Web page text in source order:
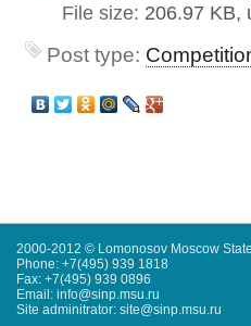
File size: 206.97 KB,
Post type:
2000-2012 © Lomonosov Moscow
Phone: +7(495) 939 1818
Fax: +7(495) 939 0896
Email: info@sinp.msu.ru
Site adminitrator: site@sinp.msu.ru